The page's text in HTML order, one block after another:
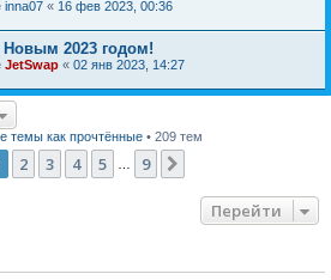
inna07 « 16 фев 2023, 00:36
Новым 2023 годом!
JetSwap « 02 янв 2023, 14:27
темы как прочтённые • 209 тем
из 9
2 3 4 5 9
Перейти